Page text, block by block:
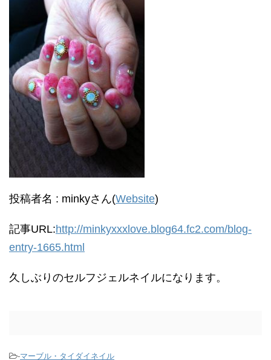
投稿者名 : minkyさん(Website)
記事URL:http://minkyxxxlove.blog64.fc2.com/blog-
entry-1665.html
久しぶりのセルフジェルネイルになります。
-マーブル・タイダイネイル